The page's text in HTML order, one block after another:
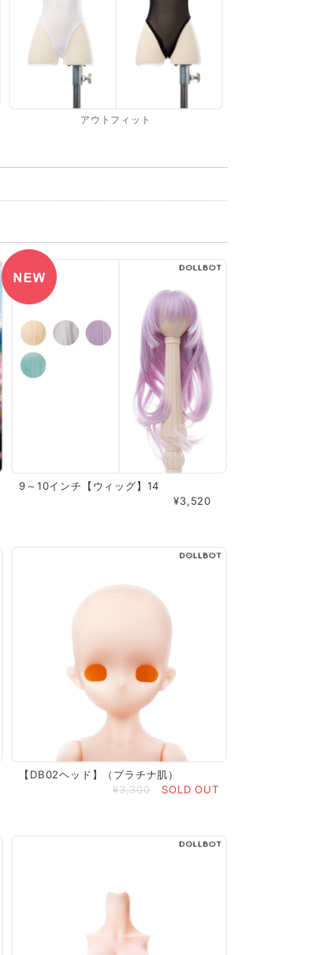
アウトフィット
9～10インチ【ウィッグ】14
¥3,520
【DB02ヘッド】（プラチナ肌）
¥3,300
SOLD OUT